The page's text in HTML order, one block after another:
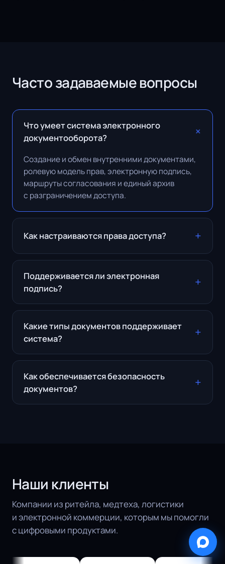
Часто задаваемые вопросы
Что умеет система электронного
документооборота?
Создание и обмен внутренними документами,
ролевую модель прав, электронную подпись,
маршруты согласования и единый архив
с разграничением доступа.
Как настраиваются права доступа?
Поддерживается ли электронная
подпись?
Какие типы документов поддерживает
система?
Как обеспечивается безопасность
документов?
Наши клиенты
Компании из ритейла, медтеха, логистики
и электронной коммерции, которым мы помогли
с цифровыми продуктами.